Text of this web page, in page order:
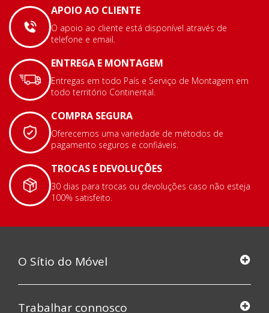
APOIO AO CLIENTE
O apoio ao cliente está disponível através de
telefone e email.
ENTREGA E MONTAGEM
Entregas em todo País e Serviço de Montagem em
todo território Continental.
COMPRA SEGURA
Oferecemos uma variedade de métodos de
pagamento seguros e confiáveis.
TROCAS E DEVOLUÇÕES
30 dias para trocas ou devoluções caso não esteja
100% satisfeito.
O Sítio do Móvel
Trabalhar connosco